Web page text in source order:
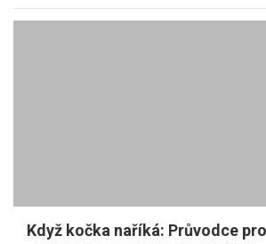
Když kočka naříká: Průvodce